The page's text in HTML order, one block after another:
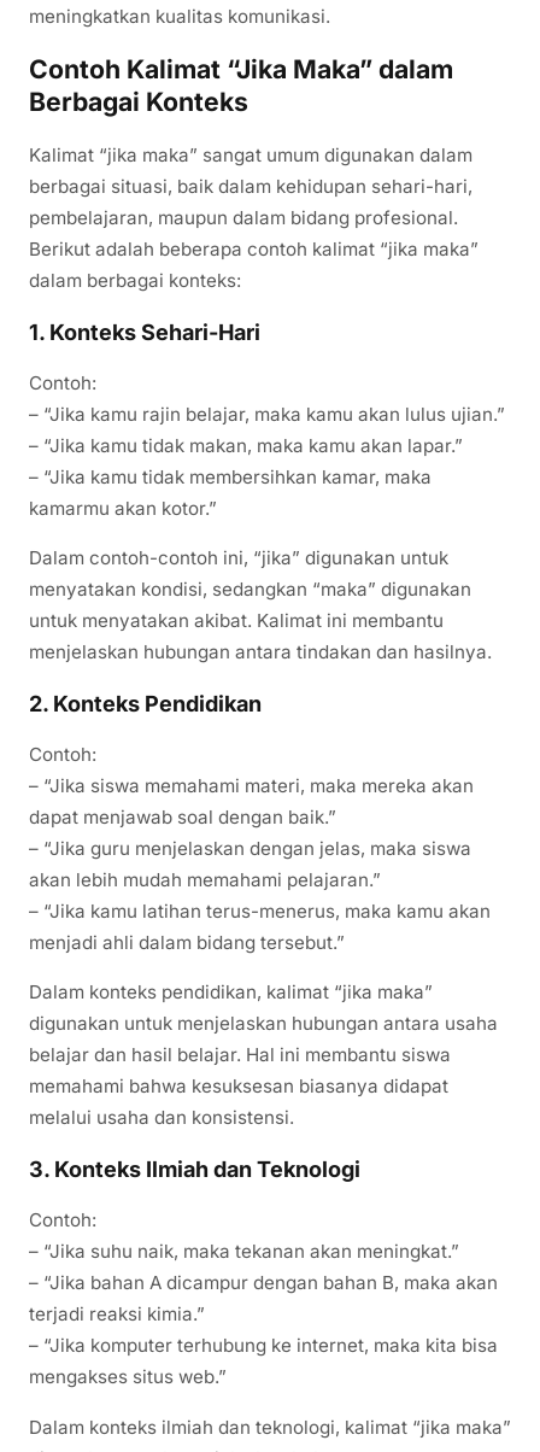
meningkatkan kualitas komunikasi.
Contoh Kalimat “Jika Maka” dalam
Berbagai Konteks
Kalimat “jika maka” sangat umum digunakan dalam
berbagai situasi, baik dalam kehidupan sehari-hari,
pembelajaran, maupun dalam bidang profesional.
Berikut adalah beberapa contoh kalimat “jika maka”
dalam berbagai konteks:
1. Konteks Sehari-Hari
Contoh:
– “Jika kamu rajin belajar, maka kamu akan lulus ujian.”
– “Jika kamu tidak makan, maka kamu akan lapar.”
– “Jika kamu tidak membersihkan kamar, maka
kamarmu akan kotor.”
Dalam contoh-contoh ini, “jika” digunakan untuk
menyatakan kondisi, sedangkan “maka” digunakan
untuk menyatakan akibat. Kalimat ini membantu
menjelaskan hubungan antara tindakan dan hasilnya.
2. Konteks Pendidikan
Contoh:
– “Jika siswa memahami materi, maka mereka akan
dapat menjawab soal dengan baik.”
– “Jika guru menjelaskan dengan jelas, maka siswa
akan lebih mudah memahami pelajaran.”
– “Jika kamu latihan terus-menerus, maka kamu akan
menjadi ahli dalam bidang tersebut.”
Dalam konteks pendidikan, kalimat “jika maka”
digunakan untuk menjelaskan hubungan antara usaha
belajar dan hasil belajar. Hal ini membantu siswa
memahami bahwa kesuksesan biasanya didapat
melalui usaha dan konsistensi.
3. Konteks Ilmiah dan Teknologi
Contoh:
– “Jika suhu naik, maka tekanan akan meningkat.”
– “Jika bahan A dicampur dengan bahan B, maka akan
terjadi reaksi kimia.”
– “Jika komputer terhubung ke internet, maka kita bisa
mengakses situs web.”
Dalam konteks ilmiah dan teknologi, kalimat “jika maka”